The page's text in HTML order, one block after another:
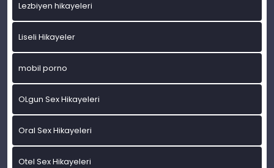
Lezbiyen hikayeleri
Liseli Hikayeler
mobil porno
OLgun Sex Hikayeleri
Oral Sex Hikayeleri
Otel Sex Hikayeleri